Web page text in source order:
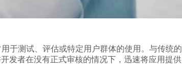
于测试、评估或特定用户群体的使用。与传统的
发者在没有正式审核的情况下，迅速将应用提供